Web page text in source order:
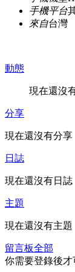
手機平台
來自台灣
動態
現在還沒
分享
現在還沒有分享
日誌
現在還沒有日誌
主題
現在還沒有主題
留言板全部
你需要登錄後才